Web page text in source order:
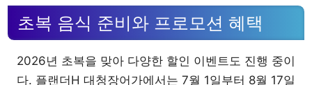
초복 음식 준비와 프로모션 혜택
2026년 초복을 맞아 다양한 할인 이벤트도 진행 중이
다. 플랜더H 대청장어가에서는 7월 1일부터 8월 17일